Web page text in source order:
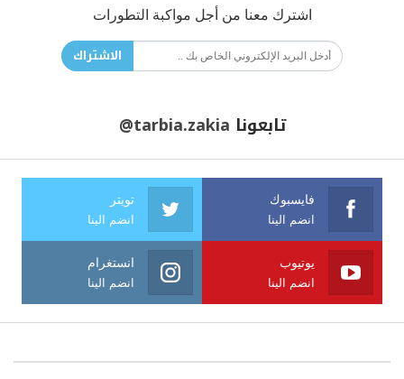
اشترك معنا من أجل مواكبة التطورات
الاشتراك
تابعونا @tarbia.zakia
فايسبوك
انضم الينا
تويتر
انضم الينا
يوتيوب
انضم الينا
انستغرام
انضم الينا